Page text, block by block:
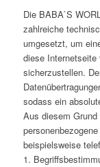
Die BABA`S
zahlreiche
umgesetzt, um
diese Internetseite
sicherzustellen.
sodass ein
Aus diesem
beispielsweise
1.